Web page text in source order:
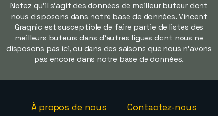
Notez qu'il s'agit des données de meilleur buteur dont
nous disposons dans notre base de données. Vincent
Gragnic est susceptible de faire partie de listes des
meilleurs buteurs dans d'autres ligues dont nous ne
disposons pas ici, ou dans des saisons que nous n'avons
pas encore dans notre base de données.
À propos de nous Contactez-nous